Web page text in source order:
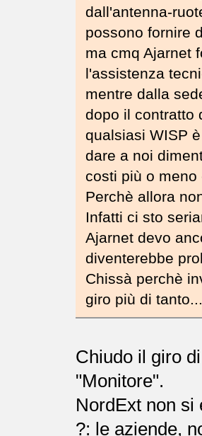
dall'antenna-
possono fornire
ma cmq Ajarnet
l'assistenza
mentre dalla
dopo il contratto
qualsiasi WISP
dare a noi
costi più o meno
Perchè allora
Infatti ci sto
Ajarnet devo
diventerebbe
Chissà perchè
giro più di tanto...
Chiudo il giro
"Monitore".
NordExt non si
?: le aziende,